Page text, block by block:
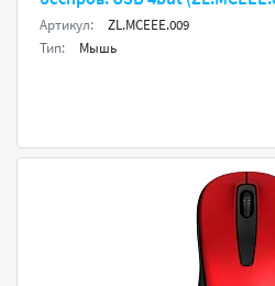
Артикул:
ZL.MCEEE.009
Тип:
Мышь